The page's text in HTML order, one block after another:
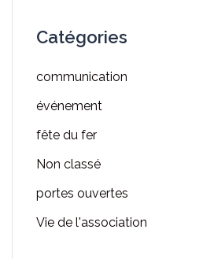
Catégories
communication
événement
fête du fer
Non classé
portes ouvertes
Vie de l'association